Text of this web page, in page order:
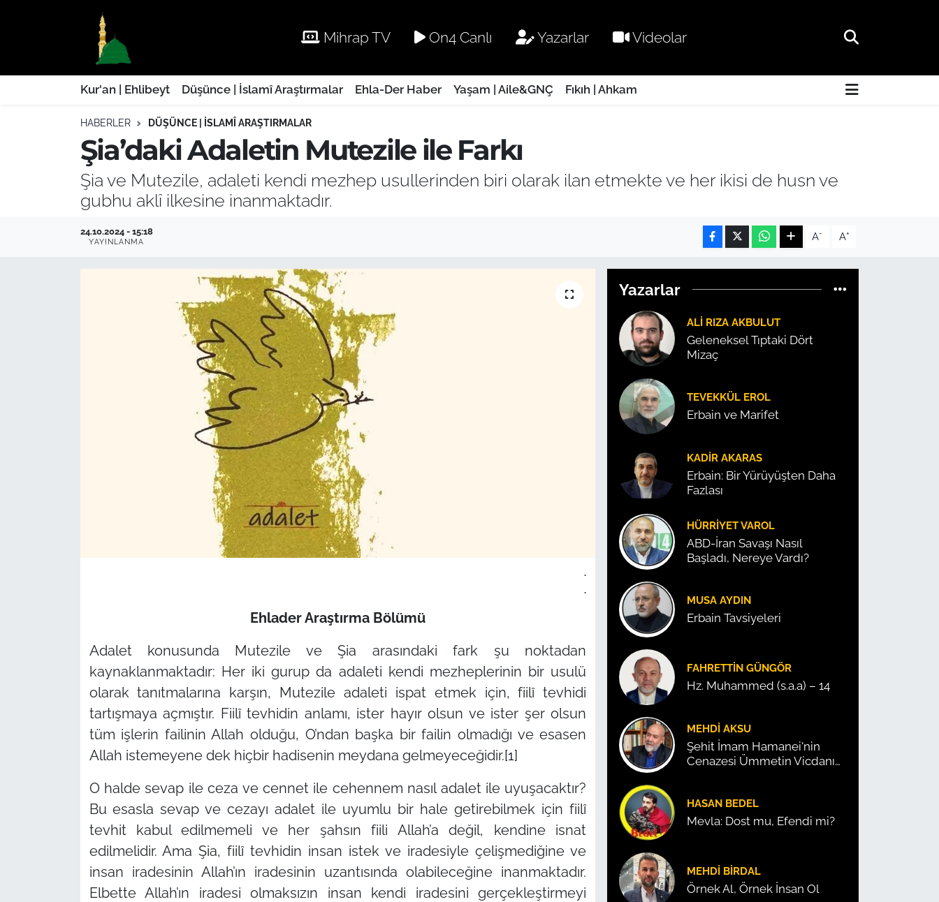
Mihrap TV On4 Canlı Yazarlar Videolar
Kur'an | Ehlibeyt Düşünce | İslamî Araştırmalar Ehla-Der Haber Yaşam | Aile&GNÇ Fıkıh | Ahkam
HABERLER DÜŞÜNCE | İSLAMÎ ARAŞTIRMALAR
Şia’daki Adaletin Mutezile ile Farkı
Şia ve Mutezile, adaleti kendi mezhep usullerinden biri olarak ilan etmekte ve her ikisi de husn ve
gubhu aklî ilkesine inanmaktadır.
24.10.2024 - 15:18
YAYINLANMA A- A+
.
.
Ehlader Araştırma Bölümü
Adalet konusunda Mutezile ve Şia arasındaki fark şu noktadan
kaynaklanmaktadır: Her iki gurup da adaleti kendi mezheplerinin bir usulü
olarak tanıtmalarına karşın, Mutezile adaleti ispat etmek için, fiilî tevhidi
tartışmaya açmıştır. Fiilî tevhidin anlamı, ister hayır olsun ve ister şer olsun
tüm işlerin failinin Allah olduğu, O’ndan başka bir failin olmadığı ve esasen
Allah istemeyene dek hiçbir hadisenin meydana gelmeyeceğidir.[1]
O halde sevap ile ceza ve cennet ile cehennem nasıl adalet ile uyuşacaktır?
Bu esasla sevap ve cezayı adalet ile uyumlu bir hale getirebilmek için fiilî
tevhit kabul edilmemeli ve her şahsın fiili Allah’a değil, kendine isnat
edilmelidir. Ama Şia, fiilî tevhidin insan istek ve iradesiyle çelişmediğine ve
insan iradesinin Allah’ın iradesinin uzantısında olabileceğine inanmaktadır.
Elbette Allah’ın iradesi olmaksızın insan kendi iradesini gerçekleştirmeyi
Yazarlar
ALI RIZA AKBULUT
Geleneksel Tıptaki Dört
Mizaç
TEVEKKÜL EROL
Erbain ve Marifet
KADIR AKARAS
Erbain: Bir Yürüyüşten Daha
Fazlası
HÜRRIYET VAROL
ABD-İran Savaşı Nasıl
Başladı, Nereye Vardı?
MUSA AYDIN
Erbain Tavsiyeleri
FAHRETTIN GÜNGÖR
Hz. Muhammed (s.a.a) – 14
MEHDI AKSU
Şehit İmam Hamanei'nin
Cenazesi Ümmetin Vicdanını
HASAN BEDEL
Mevla: Dost mu, Efendi mi?
MEHDI BIRDAL
Örnek Al, Örnek İnsan Ol
Kur'an | Ehlibeyt
Düşünce | İslamî Araştırmalar
Ehla-Der Haber
Yaşam | Aile&GNÇ
Fıkıh | Ahkam
Nöbetçi Eczaneler
Hava Durumu
Trafik Durumu
Süper Lig Puan Durumu ve Fikstür
Tüm Manşetler
Son Dakika Haberleri